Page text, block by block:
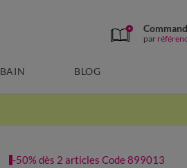
par
BAIN BLOG
-50% dès 2 articles Code 899013